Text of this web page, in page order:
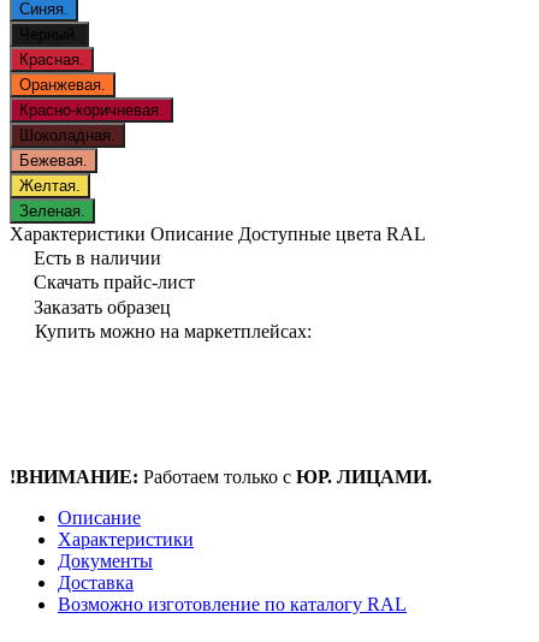
Синяя.
Черный.
Красная.
Оранжевая.
Красно-коричневая.
Шоколадная.
Бежевая.
Желтая.
Зеленая.
Характеристики Описание Доступные цвета RAL
Есть в наличии
Скачать прайс-лист
Заказать образец
Купить можно на маркетплейсах:
!ВНИМАНИЕ: Работаем только с ЮР. ЛИЦАМИ.
Описание
Характеристики
Документы
Доставка
Возможно изготовление по каталогу RAL